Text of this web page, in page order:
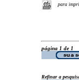
para
página 1 de 1
Refinar a